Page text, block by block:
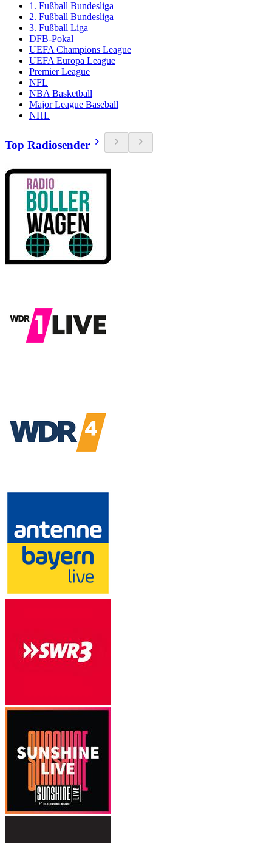
1. Fußball Bundesliga
2. Fußball Bundesliga
3. Fußball Liga
DFB-Pokal
UEFA Champions League
UEFA Europa League
Premier League
NFL
NBA Basketball
Major League Baseball
NHL
Top Radiosender